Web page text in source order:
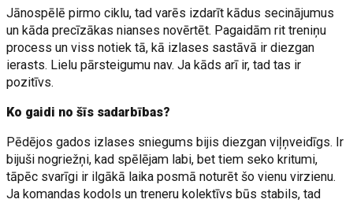
Jānospēlē pirmo ciklu, tad varēs izdarīt kādus secinājumus
un kāda precīzākas nianses novērtēt. Pagaidām rit treniņu
process un viss notiek tā, kā izlases sastāvā ir diezgan
ierasts. Lielu pārsteigumu nav. Ja kāds arī ir, tad tas ir
pozitīvs.
Ko gaidi no šīs sadarbības?
Pēdējos gados izlases sniegums bijis diezgan viļņveidīgs. Ir
bijuši nogriežņi, kad spēlējam labi, bet tiem seko kritumi,
tāpēc svarīgi ir ilgākā laika posmā noturēt šo vienu virzienu.
Ja komandas kodols un treneru kolektīvs būs stabils, tad